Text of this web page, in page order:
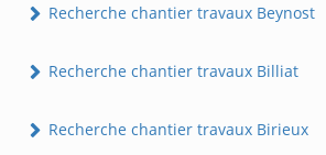
Recherche chantier travaux Beynost
Recherche chantier travaux Billiat
Recherche chantier travaux Birieux